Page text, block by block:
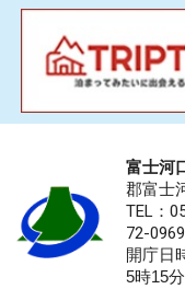
富士河
郡富士
TEL：
72-0969
開庁日
5時15